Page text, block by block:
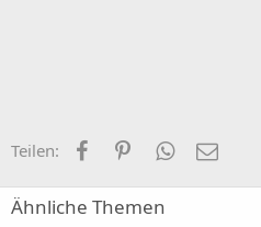
Teilen: FacebookPinterestWhatsApp
E-Mail
Ähnliche Themen